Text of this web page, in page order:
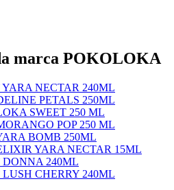
marca POKOLOKA
NECTAR 240ML
PETALS 250ML
SWEET 250 ML
POP 250 ML
BOMB 250ML
YARA NECTAR 15ML
240ML
CHERRY 240ML